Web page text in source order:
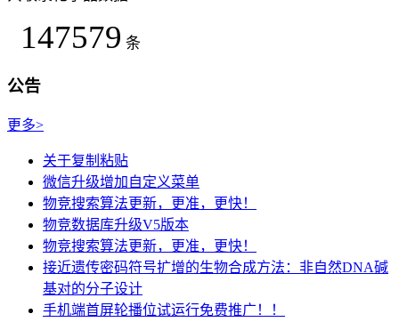
147579 条
公告
更多>
关于复制粘贴
微信升级增加自定义菜单
物竞搜索算法更新，更准，更快！
物竞数据库升级V5版本
物竞搜索算法更新，更准，更快！
接近遗传密码符号扩增的生物合成方法：非自然DNA碱
基对的分子设计
手机端首屏轮播位试运行免费推广！！